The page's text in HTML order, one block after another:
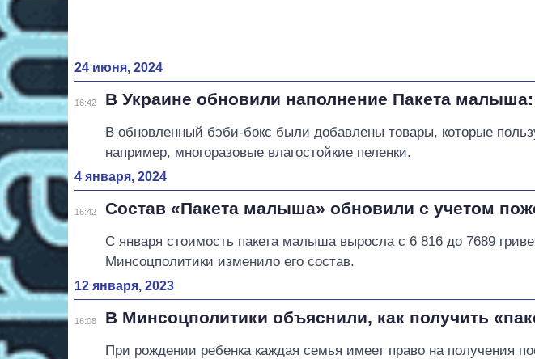
24 июня, 2024
16:42 В Украине обновили наполнение Пакета
В обновленный бэби-бокс были добавлены товары, которые
например, многоразовые влагостойкие пеленки.
4 января, 2024
16:42 Состав «Пакета малыша» обновили с учетом
С января стоимость пакета малыша выросла с 6 816 до 7689
Минсоцполитики изменило его состав.
12 января, 2023
16:08 В Минсоцполитики объяснили, как получить
При рождении ребенка каждая семья имеет право на получения